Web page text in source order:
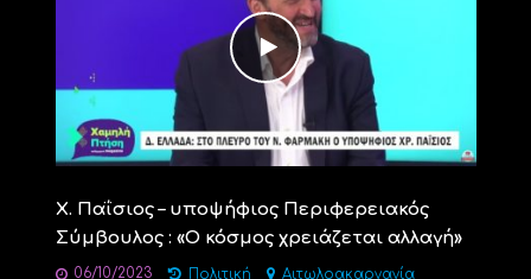
Χ. Παΐσιος – υποψήφιος Περιφερειακός
Σύμβουλος : «Ο κόσμος χρειάζεται αλλαγή»
06/10/2023 Πολιτική Αιτωλοακαρνανία